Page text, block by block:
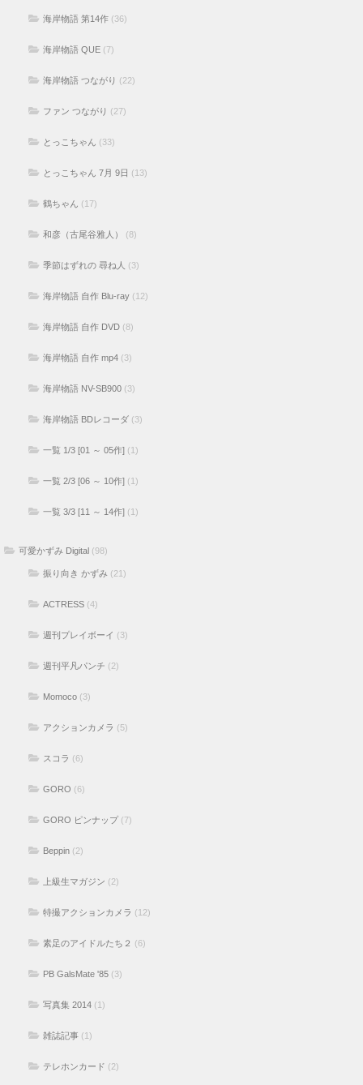
海岸物語 第14作 (36)
海岸物語 QUE (7)
海岸物語 つながり (22)
ファン つながり (27)
とっこちゃん (33)
とっこちゃん 7月 9日 (13)
鶴ちゃん (17)
和彦（古尾谷雅人） (8)
季節はずれの 尋ね人 (3)
海岸物語 自作 Blu-ray (12)
海岸物語 自作 DVD (8)
海岸物語 自作 mp4 (3)
海岸物語 NV-SB900 (3)
海岸物語 BDレコーダ (3)
一覧 1/3 [01 ～ 05作] (1)
一覧 2/3 [06 ～ 10作] (1)
一覧 3/3 [11 ～ 14作] (1)
可愛かずみ Digital (98)
振り向き かずみ (21)
ACTRESS (4)
週刊プレイボーイ (3)
週刊平凡パンチ (2)
Momoco (3)
アクションカメラ (5)
スコラ (6)
GORO (6)
GORO ピンナップ (7)
Beppin (2)
上級生マガジン (2)
特撮アクションカメラ (12)
素足のアイドルたち２ (6)
PB GalsMate '85 (3)
写真集 2014 (1)
雑誌記事 (1)
テレホンカード (2)